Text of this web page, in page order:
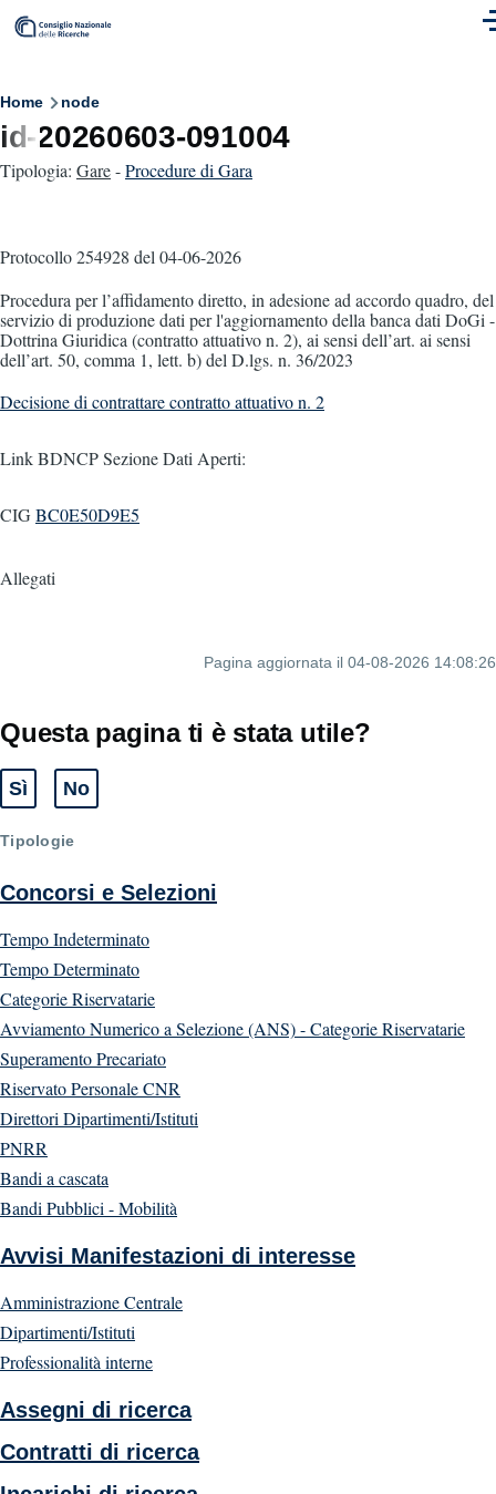
Skip to main content
Breadcrumb
Home node
id-20260603-091004
Tipologia: Gare-Procedure di Gara
Protocollo 254928 del 04-06-2026
Procedura per l’affidamento diretto, in adesione ad accordo quadro, del
servizio di produzione dati per l'aggiornamento della banca dati DoGi -
Dottrina Giuridica (contratto attuativo n. 2), ai sensi dell’art. ai sensi
dell’art. 50, comma 1, lett. b) del D.lgs. n. 36/2023
Decisione di contrattare contratto attuativo n. 2
Link BDNCP Sezione Dati Aperti:
CIGBC0E50D9E5
Allegati
Pagina aggiornata il 04-08-2026 14:08:26
Questa pagina ti è stata utile?
Sì
Tipologie
Concorsi e Selezioni
Tempo Indeterminato
Tempo Determinato
Categorie Riservatarie
Avviamento Numerico a Selezione (ANS) - Categorie Riservatarie
Superamento Precariato
Riservato Personale CNR
Direttori Dipartimenti/Istituti
PNRR
Bandi a cascata
Bandi Pubblici - Mobilità
Avvisi Manifestazioni di interesse
Amministrazione Centrale
Dipartimenti/Istituti
Professionalità interne
Assegni di ricerca
Contratti di ricerca